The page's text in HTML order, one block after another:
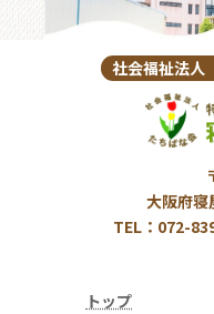
社会福祉法
大阪府
TEL：072-
トップ